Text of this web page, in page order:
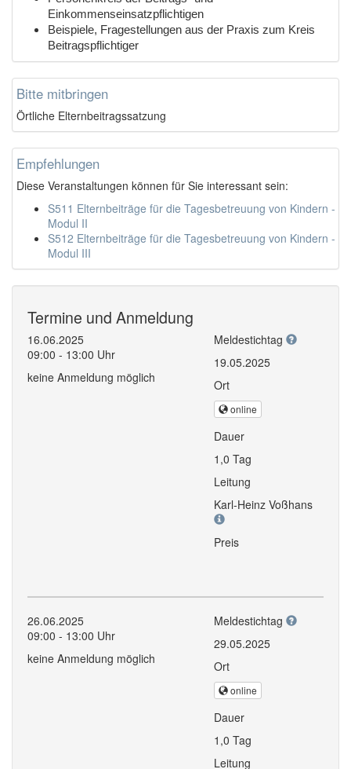
Einkommenseinsatzpflichtigen
Beispiele, Fragestellungen aus der Praxis zum Kreis
Beitragspflichtiger
Bitte mitbringen
Örtliche Elternbeitragssatzung
Empfehlungen
Diese Veranstaltungen können für Sie interessant sein:
S511 Elternbeiträge für die Tagesbetreuung von Kindern -
Modul II
S512 Elternbeiträge für die Tagesbetreuung von Kindern -
Modul III
Termine und Anmeldung
16.06.2025
09:00 - 13:00 Uhr
keine Anmeldung möglich
Meldestichtag
19.05.2025
Ort
online
Dauer
1,0 Tag
Leitung
Karl-Heinz Voßhans
Preis
26.06.2025
09:00 - 13:00 Uhr
keine Anmeldung möglich
Meldestichtag
29.05.2025
Ort
online
Dauer
1,0 Tag
Leitung